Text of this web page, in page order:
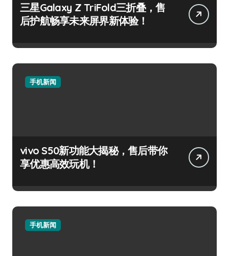
三星Galaxy Z TriFold三折叠，售
后护航畅享未来屏界新体验！
手机新闻
vivo S50新功能大揭秘，售后带你
享优惠高效玩机！
手机新闻